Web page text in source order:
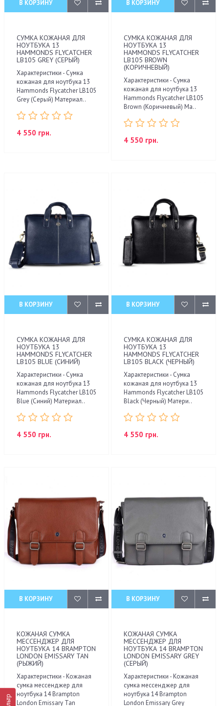
В КОРЗИНУ
СУМКА КОЖАНАЯ ДЛЯ
НОУТБУКА 13
HAMMONDS FLYCATCHER
LB105 GREY (СЕРЫЙ)
Характеристики - Сумка
кожаная для ноутбука 13
Hammonds Flycatcher LB105
Grey (Серый) Материал..
4 550 грн.
В КОРЗИНУ
СУМКА КОЖАНАЯ ДЛЯ
НОУТБУКА 13
HAMMONDS FLYCATCHER
LB105 BROWN
(КОРИЧНЕВЫЙ)
Характеристики - Сумка
кожаная для ноутбука 13
Hammonds Flycatcher LB105
Brown (Коричневый) Ма..
4 550 грн.
В КОРЗИНУ
СУМКА КОЖАНАЯ ДЛЯ
НОУТБУКА 13
HAMMONDS FLYCATCHER
LB105 BLUE (СИНИЙ)
Характеристики - Сумка
кожаная для ноутбука 13
Hammonds Flycatcher LB105
Blue (Синий) Материал..
4 550 грн.
В КОРЗИНУ
СУМКА КОЖАНАЯ ДЛЯ
НОУТБУКА 13
HAMMONDS FLYCATCHER
LB105 BLACK (ЧЕРНЫЙ)
Характеристики - Сумка
кожаная для ноутбука 13
Hammonds Flycatcher LB105
Black (Черный) Матери..
4 550 грн.
В КОРЗИНУ
КОЖАНАЯ СУМКА
МЕССЕНДЖЕР ДЛЯ
НОУТБУКА 14 BRAMPTON
LONDON EMISSARY TAN
(РЫЖИЙ)
Характеристики - Кожаная
сумка мессенджер для
ноутбука 14 Brampton
London Emissary Tan
В КОРЗИНУ
КОЖАНАЯ СУМКА
МЕССЕНДЖЕР ДЛЯ
НОУТБУКА 14 BRAMPTON
LONDON EMISSARY GREY
(СЕРЫЙ)
Характеристики - Кожаная
сумка мессенджер для
ноутбука 14 Brampton
London Emissary Grey